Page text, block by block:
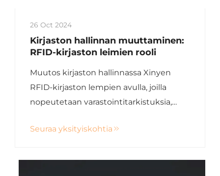
26 Oct 2024
Kirjaston hallinnan muuttaminen:
RFID-kirjaston leimien rooli
Muutos kirjaston hallinnassa Xinyen
RFID-kirjaston lempien avulla, joilla
nopeutetaan varastointitarkistuksia,
ja parannetaan asiakaskokemusta
Seuraa yksityiskohtia